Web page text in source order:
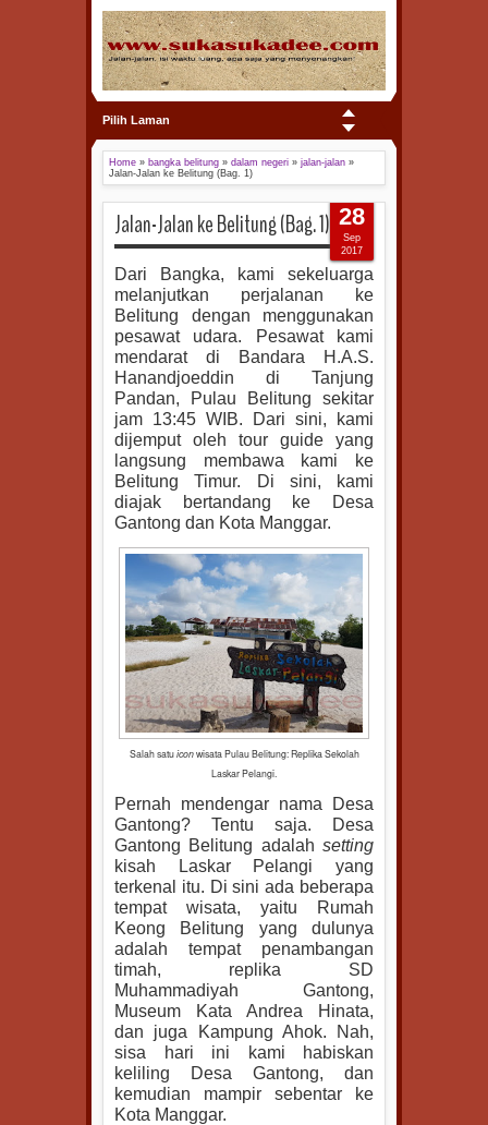
Pilih Laman
Home » bangka belitung » dalam negeri » jalan-jalan »
Jalan-Jalan ke Belitung (Bag. 1)
Jalan-Jalan ke Belitung (Bag. 1)
Dari Bangka, kami sekeluarga
melanjutkan perjalanan ke
Belitung dengan menggunakan
pesawat udara. Pesawat kami
mendarat di Bandara H.A.S.
Hanandjoeddin di Tanjung
Pandan, Pulau Belitung sekitar
jam 13:45 WIB. Dari sini, kami
dijemput oleh tour guide yang
langsung membawa kami ke
Belitung Timur. Di sini, kami
diajak bertandang ke Desa
Gantong dan Kota Manggar.
Salah satuiconwisata Pulau Belitung: Replika Sekolah
Laskar Pelangi.
Pernah mendengar nama Desa
Gantong? Tentu saja. Desa
Gantong Belitung adalah setting
kisah Laskar Pelangi yang
terkenal itu. Di sini ada beberapa
tempat wisata, yaitu Rumah
Keong Belitung yang dulunya
adalah tempat penambangan
timah, replika SD
Muhammadiyah Gantong,
Museum Kata Andrea Hinata,
dan juga Kampung Ahok. Nah,
sisa hari ini kami habiskan
keliling Desa Gantong, dan
kemudian mampir sebentar ke
Kota Manggar.
28
Sep
2017